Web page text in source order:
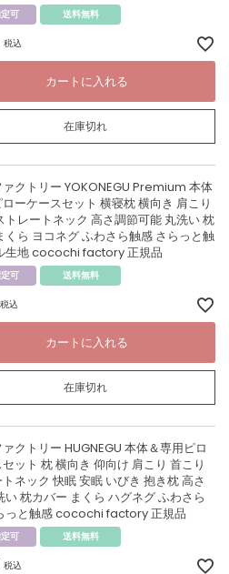
可 送料無料
税込
カートに入れる
在庫切れ
ァクトリー YOKONEGU Premium 本体
ーケースセット 横寝枕 横向き 肩こり
トレートネック 高さ調節可能 丸洗い 枕
くら ヨコネグ ふわさら触感 さらっと触
生地 cocochi factory 正規品
可 送料無料
税込
カートに入れる
在庫切れ
クトリー HUGNEGU 本体＆専用ピロ
ット 枕 横向き 仰向け 肩こり 首こり
ネック 快眠 安眠 いびき 抱き枕 高さ
い 枕カバー まくら ハグネグ ふわさら
っと触感 cocochi factory 正規品
可 送料無料
税込